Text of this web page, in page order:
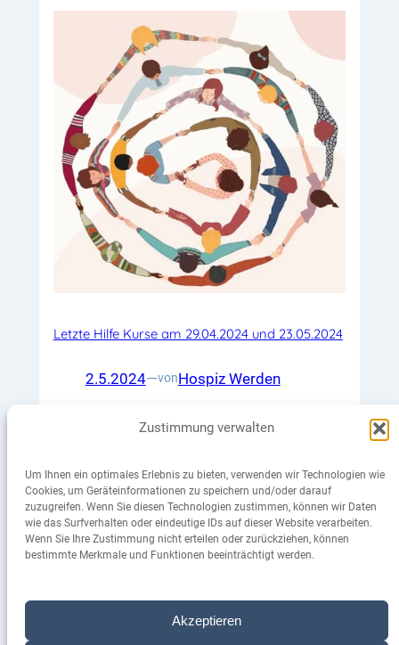
Zustimmung verwalten
Um Ihnen ein optimales Erlebnis zu bieten, verwenden wir Technologien wie
Cookies, um Geräteinformationen zu speichern und/oder darauf
zuzugreifen. Wenn Sie diesen Technologien zustimmen, können wir Daten
wie das Surfverhalten oder eindeutige IDs auf dieser Website verarbeiten.
Wenn Sie Ihre Zustimmung nicht erteilen oder zurückziehen, können
bestimmte Merkmale und Funktionen beeinträchtigt werden.
Akzeptieren
Letzte Hilfe Kurse am 29.04.2024 und 23.05.2024
2.5.2024—vonHospiz Werden
Die ambulante ökumenische Hospizgruppe Werden
quasi einem kleinen 1×1 der Sterbebegleitung. Von 17
bis 21 Uhr vermitteln wir wichtiges Basiswissen und
nützliche Informationen rund um die Versorgung von
schwerstkranken und sterbenden Menschen. Die
Teilnahme ist kostenfrei und richtet sich an alle